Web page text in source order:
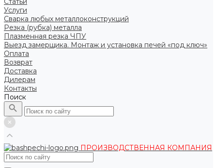
Услуги
Сварка любых металлоконструкций
Резка (рубка) металла
Плазменная резка ЧПУ
Выезд замерщика. Монтаж и установка печей «под ключ»
Оплата
Возврат
Доставка
Дилерам
Контакты
Поиск
ПРОИЗВОДСТВЕННАЯ КОМПАНИЯ